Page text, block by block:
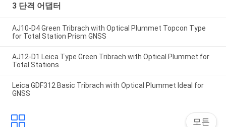
3 단격 어댑터
AJ10-D4 Green Tribrach with Optical Plummet Topcon Type
for Total Station Prism GNSS
AJ12-D1 Leica Type Green Tribrach with Optical Plummet for
Total Stations
Leica GDF312 Basic Tribrach with Optical Plummet Ideal for
GNSS
모든